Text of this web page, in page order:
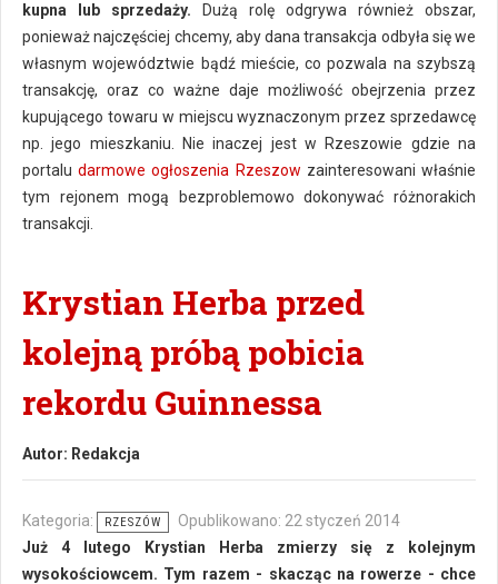
kupna lub sprzedaży. Dużą rolę odgrywa również obszar,
ponieważ najczęściej chcemy, aby dana transakcja odbyła się we
własnym województwie bądź mieście, co pozwala na szybszą
transakcję, oraz co ważne daje możliwość obejrzenia przez
kupującego towaru w miejscu wyznaczonym przez sprzedawcę
np. jego mieszkaniu. Nie inaczej jest w Rzeszowie gdzie na
portaludarmowe ogłoszenia Rzeszow zainteresowani właśnie
tym rejonem mogą bezproblemowo dokonywać różnorakich
transakcji.
Krystian Herba przed
kolejną próbą pobicia
rekordu Guinnessa
Autor: Redakcja
Kategoria: RZESZÓW
Opublikowano: 22 styczeń 2014
Już 4 lutego Krystian Herba zmierzy się z kolejnym
wysokościowcem. Tym razem - skacząc na rowerze - chce